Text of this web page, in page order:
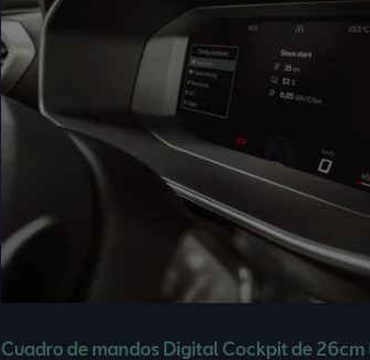
Cuadro de mandos Digital Cockpit de 26cm